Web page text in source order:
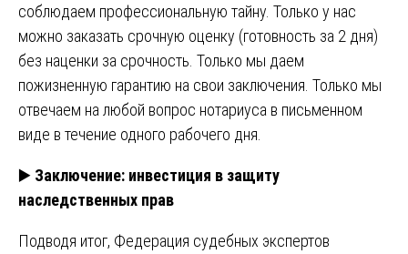
соблюдаем профессиональную тайну. Только у нас
можно заказать срочную оценку (готовность за 2 дня)
без наценки за срочность. Только мы даем
пожизненную гарантию на свои заключения. Только мы
отвечаем на любой вопрос нотариуса в письменном
виде в течение одного рабочего дня.
▶️ Заключение: инвестиция в защиту
наследственных прав
Подводя итог, Федерация судебных экспертов